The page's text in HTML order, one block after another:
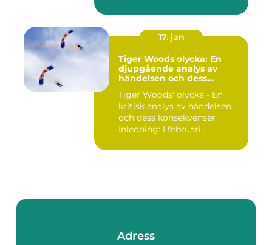
17. jan
Tiger Woods olycka: En
djupgående analys av
händelsen och dess
Tiger Woods' olycka - En
kritisk analys av händelsen
och dess konsekvenser
Inledning: I februari ...
Adress